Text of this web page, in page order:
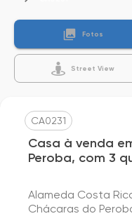
Fotos
Street View
CA0231
Casa à venda
Peroba, com 3
Alameda Costa
Chácaras do